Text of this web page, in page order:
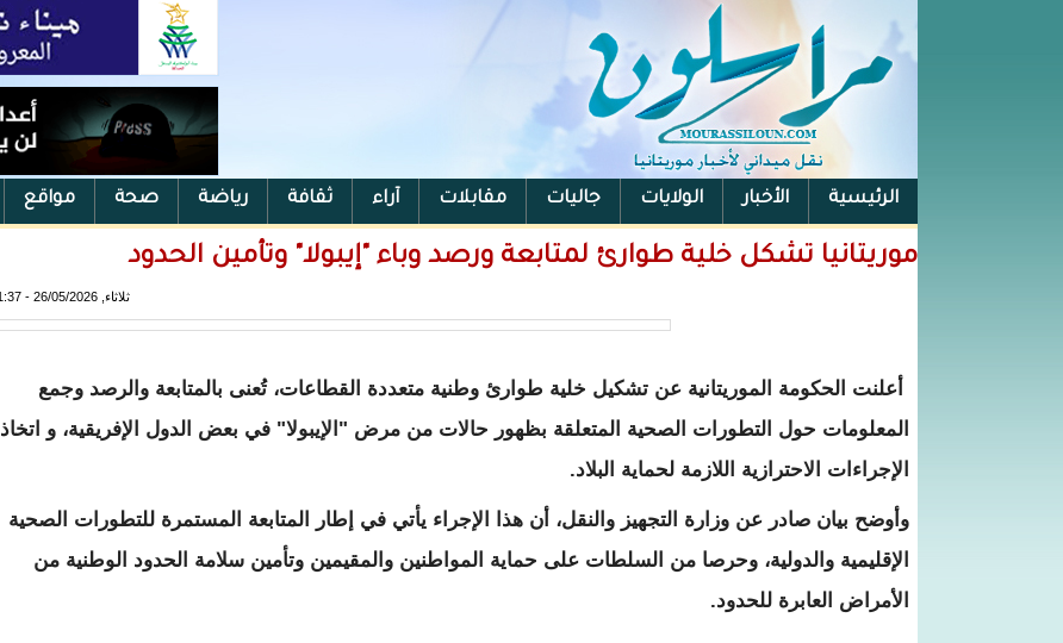
الرئيسية الأخبار الولايات جاليات مقابلات آراء ثقافة رياضة صحة مواقع
الفيس بوك
موريتانيا تشكل خلية طوارئ لمتابعة ورصد وباء "إيبولا" وتأمين الحدود
ثلاثاء, 26/05/2026 - 21:37
أعلنت الحكومة الموريتانية عن تشكيل خلية طوارئ وطنية متعددة القطاعات، تُعنى بالمتابعة والرصد وجمع
المعلومات حول التطورات الصحية المتعلقة بظهور حالات من مرض "الإيبولا" في بعض الدول الإفريقية، و اتخاذ
الإجراءات الاحترازية اللازمة لحماية البلاد.
وأوضح بيان صادر عن وزارة التجهيز والنقل، أن هذا الإجراء يأتي في إطار المتابعة المستمرة للتطورات الصحية
الإقليمية والدولية، وحرصا من السلطات على حماية المواطنين والمقيمين وتأمين سلامة الحدود الوطنية من
الأمراض العابرة للحدود.